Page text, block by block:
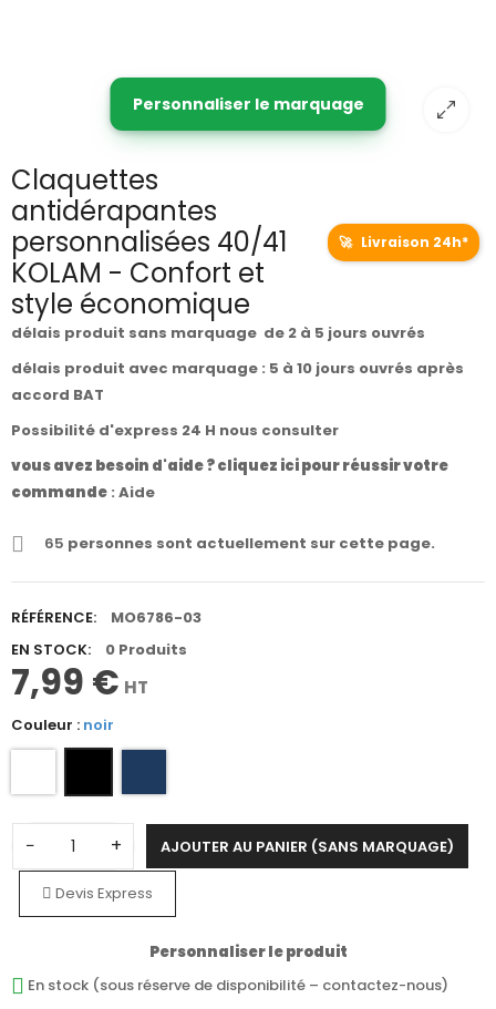
Personnaliser le marquage
Claquettes
antidérapantes
personnalisées 40/41
KOLAM - Confort et
style économique
🚀 Livraison 24h*
délais produit sans marquage de 2 à 5 jours ouvrés
délais produit avec marquage : 5 à 10 jours ouvrés après
accord BAT
Possibilité d'express 24 H nous consulter
vous avez besoin d'aide ? cliquez ici pour réussir votre
commande : Aide
65 personnes sont actuellement sur cette page.
RÉFÉRENCE:
MO6786-03
EN STOCK:
0 Produits
7,99 € HT
Couleur : noir
− + AJOUTER AU PANIER (SANS MARQUAGE)
Devis Express
Personnaliser le produit
En stock (sous réserve de disponibilité – contactez-nous)